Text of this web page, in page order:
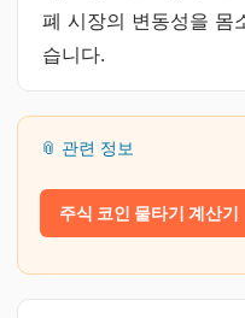
폐 시장의 변동성을 몸
습니다.
📎 관련 정보
주식 코인 물타기 계산기